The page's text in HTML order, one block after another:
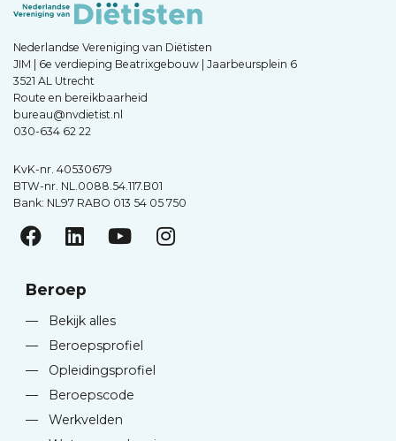
Nederlandse Vereniging van Diëtisten
JIM | 6e verdieping Beatrixgebouw | Jaarbeursplein 6
3521 AL Utrecht
Route en bereikbaarheid
bureau@nvdietist.nl
030-634 62 22
KvK-nr. 40530679
BTW-nr. NL.0088.54.117.B01
Bank: NL97 RABO 013 54 05 750
Beroep
—
Bekijk alles
—
Beroepsprofiel
—
Opleidingsprofiel
—
Beroepscode
—
Werkvelden